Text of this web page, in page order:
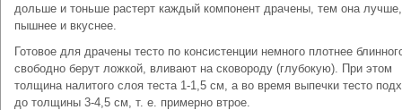
дольше и тоньше растерт каждый компонент драчены, тем она лучше,
пышнее и вкуснее.
Готовое для драчены тесто по консистенции немного плотнее
свободно берут ложкой, вливают на сковороду (глубокую). При этом
толщина налитого слоя теста 1-1,5 см, а во время выпечки тесто
до толщины 3-4,5 см, т. е. примерно втрое.